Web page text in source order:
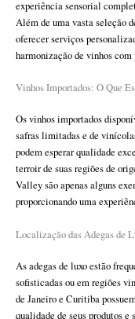
experiência sensorial
Além de uma vasta seleção
oferecer serviços
harmonização de vinhos
Vinhos Importados: O Que
Os vinhos importados
safras limitadas e de
podem esperar qualidade
terroir de suas regiões de
Valley são apenas alguns
proporcionando uma
Localização das Adegas de
As adegas de luxo estão
sofisticadas ou em regiões
de Janeiro e Curitiba
qualidade de seus produtos